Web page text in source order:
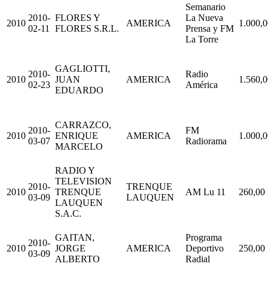
2010
2010-
02-11
FLORES Y
FLORES S.R.L.
AMERICA
Semanario
La Nueva
Prensa y FM
La Torre
2010
2010-
02-23
GAGLIOTTI,
JUAN
EDUARDO
AMERICA
Radio
América
2010
2010-
03-07
CARRAZCO,
ENRIQUE
MARCELO
AMERICA
FM
Radiorama
2010
2010-
03-09
RADIO Y
TELEVISION
TRENQUE
LAUQUEN
S.A.C.
TRENQUE
LAUQUEN
AM Lu 11 260,00
2010
2010-
03-09
GAITAN,
JORGE
ALBERTO
AMERICA
Programa
Deportivo
Radial
250,00